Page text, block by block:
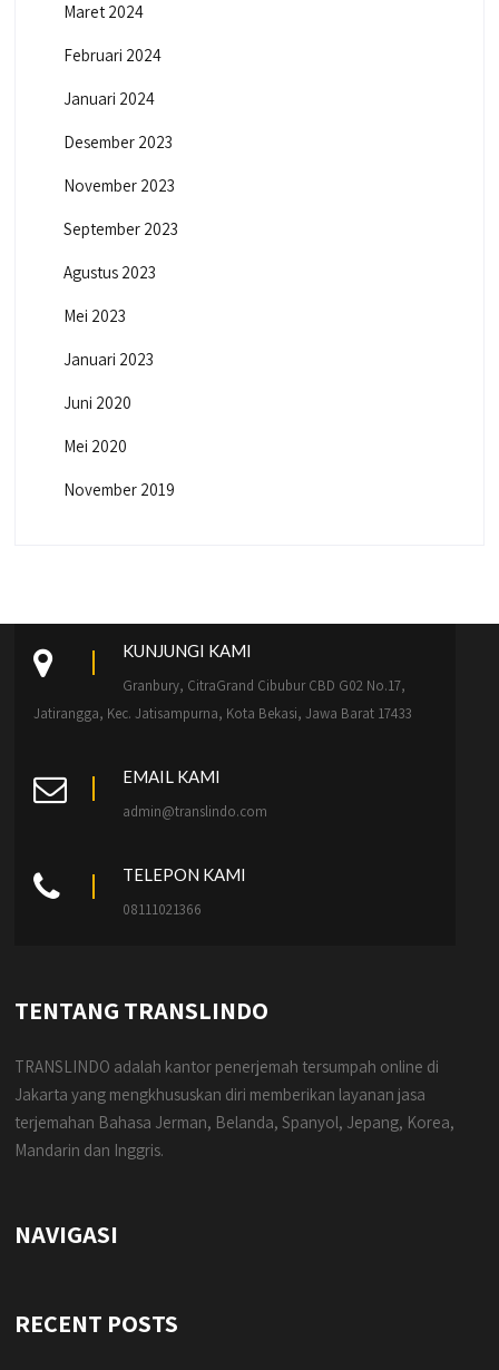
Maret 2024
Februari 2024
Januari 2024
Desember 2023
November 2023
September 2023
Agustus 2023
Mei 2023
Januari 2023
Juni 2020
Mei 2020
November 2019
KUNJUNGI KAMI
Granbury, CitraGrand Cibubur CBD G02 No.17,
Jatirangga, Kec. Jatisampurna, Kota Bekasi, Jawa Barat 17433
EMAIL KAMI
admin@translindo.com
TELEPON KAMI
08111021366
TENTANG TRANSLINDO
TRANSLINDO adalah kantor penerjemah tersumpah online di
Jakarta yang mengkhususkan diri memberikan layanan jasa
terjemahan Bahasa Jerman, Belanda, Spanyol, Jepang, Korea,
Mandarin dan Inggris.
NAVIGASI
RECENT POSTS